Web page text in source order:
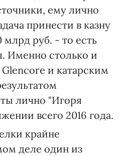
ему лично
принести в казну
руб. - то есть
Именно столько и
и катарским
лично "Игоря
всего 2016 года.
крайне
деле один из